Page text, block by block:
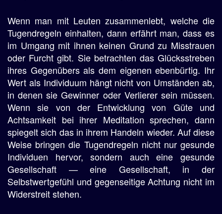
Wenn man mit Leuten zusammenlebt, welche die
Tugendregeln einhalten, dann erfährt man, dass es
im Umgang mit ihnen keinen Grund zu Misstrauen
oder Furcht gibt. Sie betrachten das Glücksstreben
ihres Gegenübers als dem eigenen ebenbürtig. Ihr
Wert als Individuum hängt nicht von Umständen ab,
in denen sie Gewinner oder Verlierer sein müssen.
Wenn sie von der Entwicklung von Güte und
Achtsamkeit bei ihrer Meditation sprechen, dann
spiegelt sich das in ihrem Handeln wieder. Auf diese
Weise bringen die Tugendregeln nicht nur gesunde
Individuen hervor, sondern auch eine gesunde
Gesellschaft — eine Gesellschaft, in der
Selbstwertgefühl und gegenseitige Achtung nicht im
Widerstreit stehen.